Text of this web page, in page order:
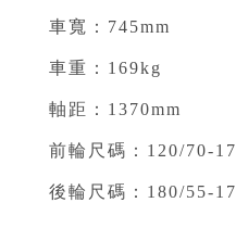
車寬：745mm⁣
車重：169kg⁣
軸距：1370mm⁣
前輪尺碼：120/70-17⁣
後輪尺碼：180/55-17